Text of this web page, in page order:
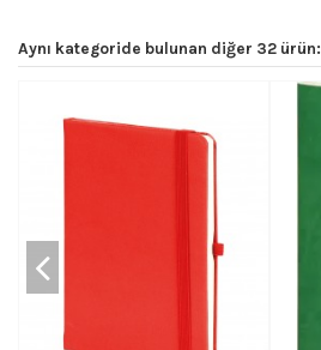
Aynı kategoride bulunan diğer 32 ürün: